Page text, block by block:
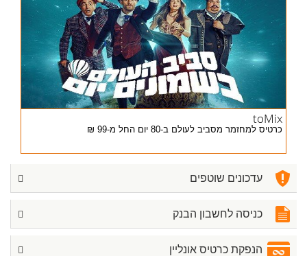
toMix
כרטיס למחזמר מסביב לעולם ב-80 יום החל מ-99 ₪
עדכונים שוטפים
כניסה לחשבון הבנק
הנפקת כרטיס אונליין